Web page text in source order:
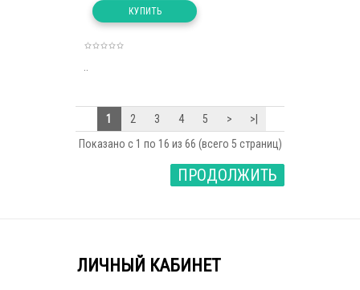
1 2 3 4 5 >
>|
Показано с 1 по 16 из 66 (всего 5 страниц)
ПРОДОЛЖИТЬ
ЛИЧНЫЙ КАБИНЕТ